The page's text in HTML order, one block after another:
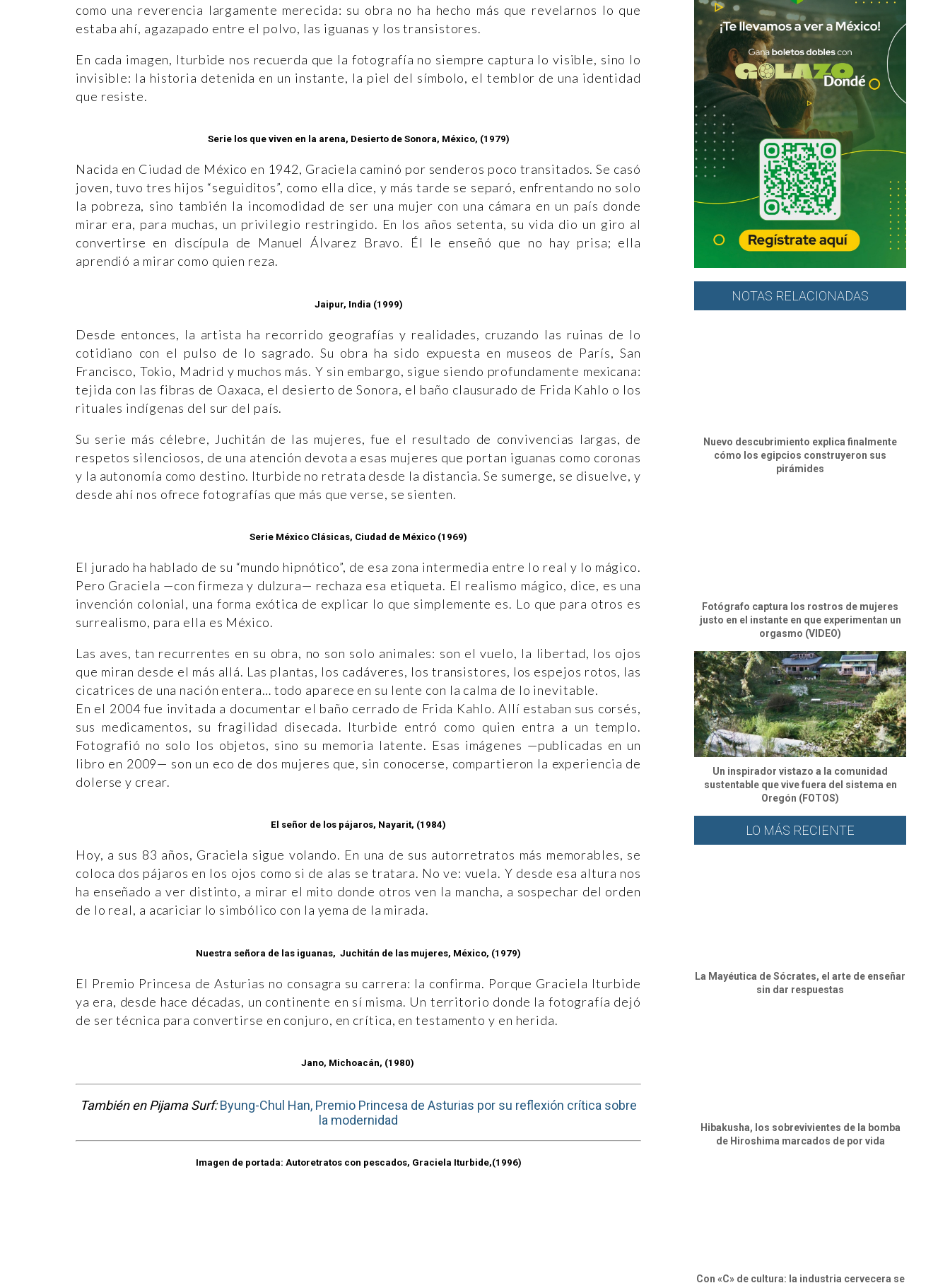
como una reverencia largamente merecida: su obra no ha hecho más que revelarnos lo que
estaba ahí, agazapado entre el polvo, las iguanas y los transistores.
En cada imagen, Iturbide nos recuerda que la fotografía no siempre captura lo visible, sino lo
invisible: la historia detenida en un instante, la piel del símbolo, el temblor de una identidad
que resiste.
Serie los que viven en la arena, Desierto de Sonora, México, (1979)
Nacida en Ciudad de México en 1942, Graciela caminó por senderos poco transitados. Se casó
joven, tuvo tres hijos “seguiditos”, como ella dice, y más tarde se separó, enfrentando no solo
la pobreza, sino también la incomodidad de ser una mujer con una cámara en un país donde
mirar era, para muchas, un privilegio restringido. En los años setenta, su vida dio un giro al
convertirse en discípula de Manuel Álvarez Bravo. Él le enseñó que no hay prisa; ella
aprendió a mirar como quien reza.
Jaipur, India (1999)
Desde entonces, la artista ha recorrido geografías y realidades, cruzando las ruinas de lo
cotidiano con el pulso de lo sagrado. Su obra ha sido expuesta en museos de París, San
Francisco, Tokio, Madrid y muchos más. Y sin embargo, sigue siendo profundamente mexicana:
tejida con las fibras de Oaxaca, el desierto de Sonora, el baño clausurado de Frida Kahlo o los
rituales indígenas del sur del país.
Su serie más célebre, Juchitán de las mujeres, fue el resultado de convivencias largas, de
respetos silenciosos, de una atención devota a esas mujeres que portan iguanas como coronas
y la autonomía como destino. Iturbide no retrata desde la distancia. Se sumerge, se disuelve, y
desde ahí nos ofrece fotografías que más que verse, se sienten.
Serie México Clásicas, Ciudad de México (1969)
El jurado ha hablado de su “mundo hipnótico”, de esa zona intermedia entre lo real y lo mágico.
Pero Graciela —con firmeza y dulzura— rechaza esa etiqueta. El realismo mágico, dice, es una
invención colonial, una forma exótica de explicar lo que simplemente es. Lo que para otros es
surrealismo, para ella es México.
Las aves, tan recurrentes en su obra, no son solo animales: son el vuelo, la libertad, los ojos
que miran desde el más allá. Las plantas, los cadáveres, los transistores, los espejos rotos, las
cicatrices de una nación entera… todo aparece en su lente con la calma de lo inevitable.
En el 2004 fue invitada a documentar el baño cerrado de Frida Kahlo. Allí estaban sus corsés,
sus medicamentos, su fragilidad disecada. Iturbide entró como quien entra a un templo.
Fotografió no solo los objetos, sino su memoria latente. Esas imágenes —publicadas en un
libro en 2009— son un eco de dos mujeres que, sin conocerse, compartieron la experiencia de
dolerse y crear.
El señor de los pájaros, Nayarit, (1984)
Hoy, a sus 83 años, Graciela sigue volando. En una de sus autorretratos más memorables, se
coloca dos pájaros en los ojos como si de alas se tratara. No ve: vuela. Y desde esa altura nos
ha enseñado a ver distinto, a mirar el mito donde otros ven la mancha, a sospechar del orden
de lo real, a acariciar lo simbólico con la yema de la mirada.
Nuestra señora de las iguanas, Juchitán de las mujeres, México, (1979)
El Premio Princesa de Asturias no consagra su carrera: la confirma. Porque Graciela Iturbide
ya era, desde hace décadas, un continente en sí misma. Un territorio donde la fotografía dejó
de ser técnica para convertirse en conjuro, en crítica, en testamento y en herida.
Jano, Michoacán, (1980)
También en Pijama Surf: Byung-Chul Han, Premio Princesa de Asturias por su reflexión crítica sobre
la modernidad
Imagen de portada: Autoretratos con pescados, Graciela Iturbide,(1996)
NOTAS RELACIONADAS
Nuevo descubrimiento explica finalmente
cómo los egipcios construyeron sus
pirámides
Fotógrafo captura los rostros de mujeres
justo en el instante en que experimentan un
orgasmo (VIDEO)
Un inspirador vistazo a la comunidad
sustentable que vive fuera del sistema en
Oregón (FOTOS)
LO MÁS RECIENTE
La Mayéutica de Sócrates, el arte de enseñar
sin dar respuestas
Hibakusha, los sobrevivientes de la bomba
de Hiroshima marcados de por vida
Con «C» de cultura: la industria cervecera se